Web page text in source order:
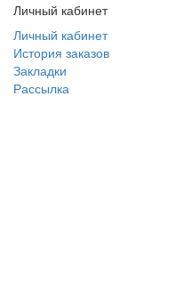
Личный кабинет
Личный кабинет
История заказов
Закладки
Рассылка